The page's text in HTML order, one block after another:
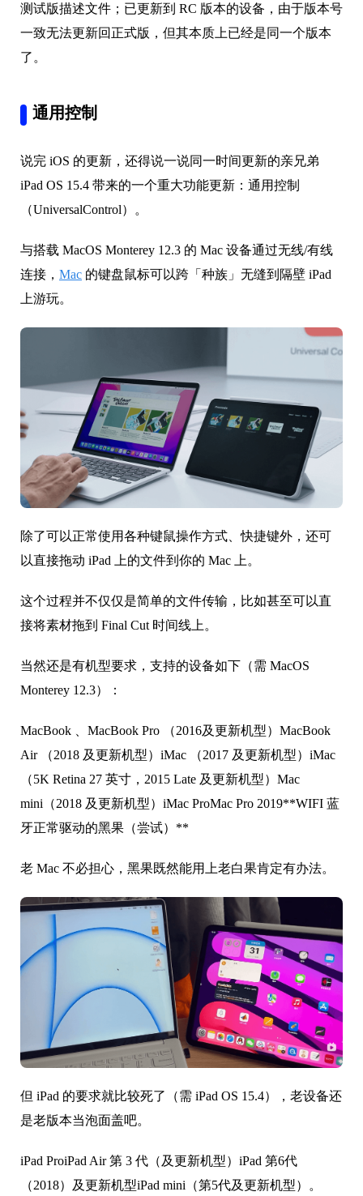
测试版描述文件；已更新到 RC 版本的设备，由于版本号
一致无法更新回正式版，但其本质上已经是同一个版本
了。
通用控制
说完 iOS 的更新，还得说一说同一时间更新的亲兄弟
iPad OS 15.4 带来的一个重大功能更新：通用控制
（UniversalControl）。
与搭载 MacOS Monterey 12.3 的 Mac 设备通过无线/有线
连接， Mac 的键盘鼠标可以跨「种族」无缝到隔壁 iPad
上游玩。
除了可以正常使用各种键鼠操作方式、快捷键外，还可
以直接拖动 iPad 上的文件到你的 Mac 上。
这个过程并不仅仅是简单的文件传输，比如甚至可以直
接将素材拖到 Final Cut 时间线上。
当然还是有机型要求，支持的设备如下（需 MacOS
Monterey 12.3）：
MacBook 、MacBook Pro （2016及更新机型）MacBook
Air （2018 及更新机型）iMac （2017 及更新机型）iMac
（5K Retina 27 英寸，2015 Late 及更新机型）Mac
mini（2018 及更新机型）iMac ProMac Pro 2019**WIFI 蓝
牙正常驱动的黑果（尝试）**
老 Mac 不必担心，黑果既然能用上老白果肯定有办法。
但 iPad 的要求就比较死了（需 iPad OS 15.4），老设备还
是老版本当泡面盖吧。
iPad ProiPad Air 第 3 代（及更新机型）iPad 第6代
（2018）及更新机型iPad mini（第5代及更新机型）。